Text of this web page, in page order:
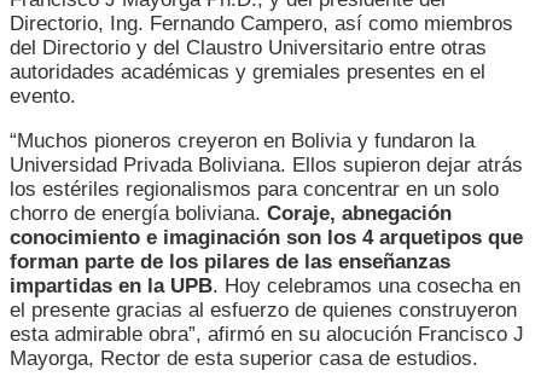
Directorio, Ing. Fernando Campero, así como miembros
del Directorio y del Claustro Universitario entre otras
autoridades académicas y gremiales presentes en el
evento.
“Muchos pioneros creyeron en Bolivia y fundaron la
Universidad Privada Boliviana. Ellos supieron dejar atrás
los estériles regionalismos para concentrar en un solo
chorro de energía boliviana. Coraje, abnegación
conocimiento e imaginación son los 4 arquetipos que
forman parte de los pilares de las enseñanzas
impartidas en la UPB. Hoy celebramos una cosecha en
el presente gracias al esfuerzo de quienes construyeron
esta admirable obra”, afirmó en su alocución Francisco J
Mayorga, Rector de esta superior casa de estudios.